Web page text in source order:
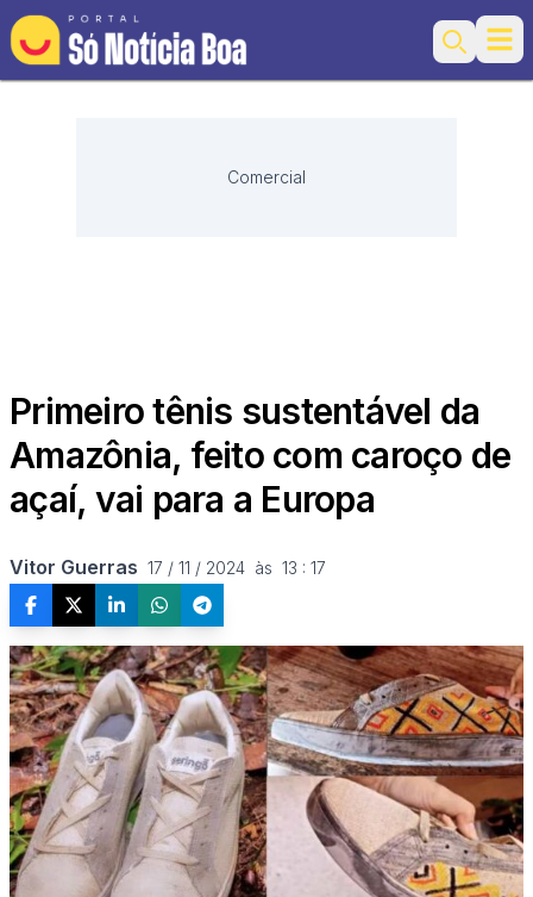
Search
Comercial
Primeiro tênis sustentável da
Amazônia, feito com caroço de
açaí, vai para a Europa
Vitor Guerras 17 / 11 / 2024  às  13 : 17